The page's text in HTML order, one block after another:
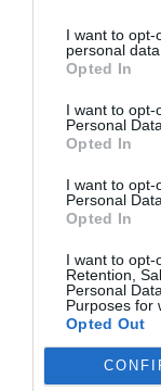
I want to opt-
personal data.
Opted In
I want to opt-
Personal Data.
Opted In
I want to opt-
Personal
Opted In
I want to opt-
Retention,
Personal
Purposes for
Opted Out
Índex 2P
servicios
ganadora del
Añadir
de forma
Mantente
Compartir